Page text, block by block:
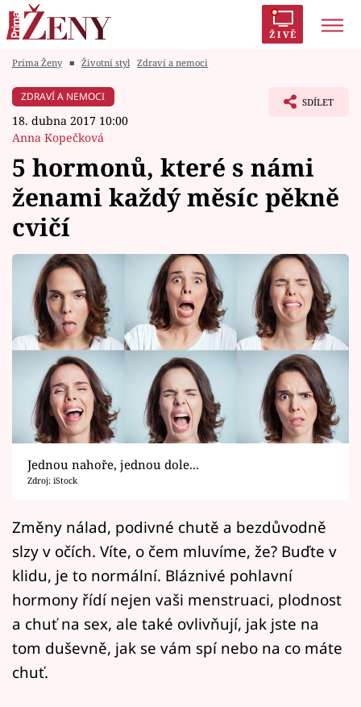
ŽIVĚ
Módní alarm
Zrádci
Témata
Celebrity
Vztahy
Seriály
Horoskopy
Sledujte prima+
Filmový festival Karlovy Vary
Pořady
Mámy sobě
Přihlášení
Sledujte nás
Prima Ženy ■ Životní styl Zdraví a nemoci
ZDRAVÍ A NEMOCI
18. dubna 2017 10:00
Anna Kopečková
SDÍLET
5 hormonů, které s námi
ženami každý měsíc pěkně
cvičí
Jednou nahoře, jednou dole...
Zdroj: iStock
Změny nálad, podivné chutě a bezdůvodně
slzy v očích. Víte, o čem mluvíme, že? Buďte v
klidu, je to normální. Bláznivé pohlavní
hormony řídí nejen vaši menstruaci, plodnost
a chuť na sex, ale také ovlivňují, jak jste na
tom duševně, jak se vám spí nebo na co máte
chuť.